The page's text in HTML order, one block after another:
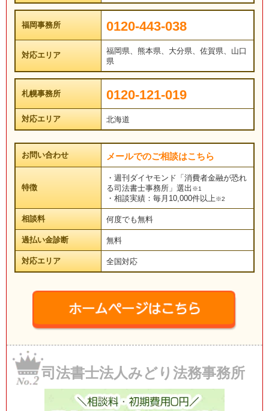
福岡事務所 0120-443-038
対応エリア
福岡県、熊本県、大分県、佐賀県、山口
県
札幌事務所 0120-121-019
対応エリア 北海道
お問い合わせ メールでのご相談はこちら
特徴
・週刊ダイヤモンド「消費者金融が恐れ
る司法書士事務所」選出 ※1
・相談実績：毎月10,000件以上※2
相談料 何度でも無料
過払い金診断 無料
対応エリア 全国対応
司法書士法人みどり法務事務所